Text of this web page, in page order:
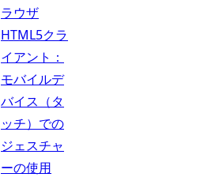
ラウザ
HTML5クラ
イアント：
モバイルデ
バイス（タ
ッチ）での
ジェスチャ
ーの使用